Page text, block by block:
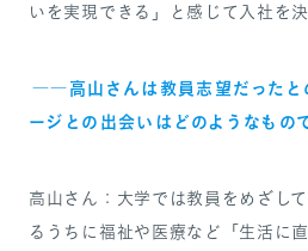
いを実現できる」と感じて入社を決
――高山さんは教員志望だったと
ージとの出会いはどのようなもの
高山さん：大学では教員をめざし
るうちに福祉や医療など「生活に